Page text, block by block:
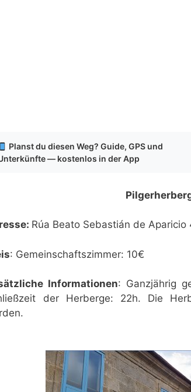
Planst du diesen Weg? Guide, GPS und
— kostenlos in der App
Rúa Beato Sebastián de Aparicio
: Gemeinschaftszimmer: 10€
Informationen: Ganzjährig
der Herberge: 22h. Die